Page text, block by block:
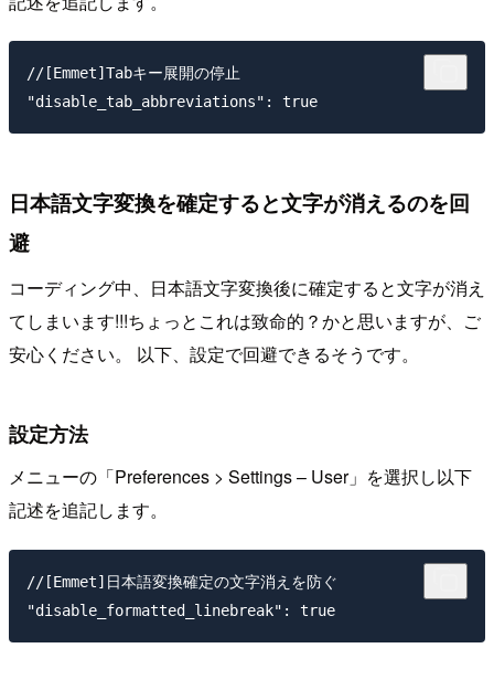
//[Emmet]Tabキー展開の停止
日本語文字変換を確定すると文字が消えるのを回
避
コーディング中、日本語文字変換後に確定すると文字が消え
てしまいます!!!ちょっとこれは致命的？かと思いますが、ご
安心ください。 以下、設定で回避できるそうです。
設定方法
メニューの「Preferences > Settings – User」を選択し以下
記述を追記します。
//[Emmet]日本語変換確定の文字消えを防ぐ